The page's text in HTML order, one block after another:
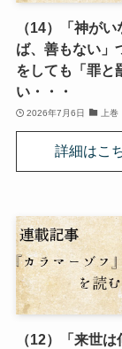
ドストエフ
秋に記す
ドストエ
の西欧旅
独ソ戦・冷
レーニン
独ソ戦～
（14）「神がい
ば、善もない」
をしても「罪と
い・・・
2026年7月6日 上巻
（12）「来世